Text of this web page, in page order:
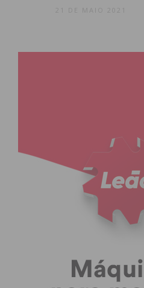
21 DE MAIO 2021